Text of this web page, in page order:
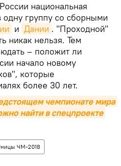
национальная
группу со сборными
и Дании . "Проходной"
никак нельзя. Тем
– положит ли
начало новому
которые
более 30 лет.
чемпионате мира
найти в спецпроекте
ЧМ-2018